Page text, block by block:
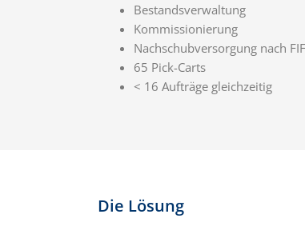
Bestandsverwaltung
Kommissionierung
Nachschubversorgung nach
65 Pick-Carts
< 16 Aufträge gleichzeitig
Die Lösung